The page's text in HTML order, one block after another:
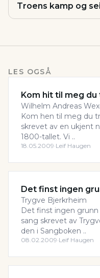
Troens kamp og
LES OGSÅ
Kom hit til meg
Wilhelm Andreas
Kom hen til meg du
skrevet av en ukjent
1800-tallet. Vi ..
18.05.2009·Leif Haugen
Det finst ingen
Trygve Bjerkrheim
Det finst ingen
sang skrevet av
den i Sangboken ..
08.02.2009·Leif Haugen